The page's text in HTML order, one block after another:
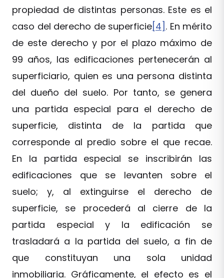
propiedad de distintas personas. Este es el
caso del derecho de superficie[4] . En mérito
de este derecho y por el plazo máximo de
99 años, las edificaciones pertenecerán al
superficiario, quien es una persona distinta
del dueño del suelo. Por tanto, se genera
una partida especial para el derecho de
superficie, distinta de la partida que
corresponde al predio sobre el que recae.
En la partida especial se inscribirán las
edificaciones que se levanten sobre el
suelo; y, al extinguirse el derecho de
superficie, se procederá al cierre de la
partida especial y la edificación se
trasladará a la partida del suelo, a fin de
que constituyan una sola unidad
inmobiliaria. Gráficamente, el efecto es el